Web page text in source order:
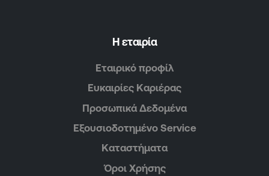
Η εταιρία
Εταιρικό προφίλ
Ευκαιρίες Καριέρας
Προσωπικά Δεδομένα
Εξουσιοδοτημένο Service
Καταστήματα
Όροι Χρήσης